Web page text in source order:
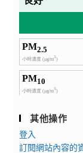
其他操作
登入
訂閱網站內容的